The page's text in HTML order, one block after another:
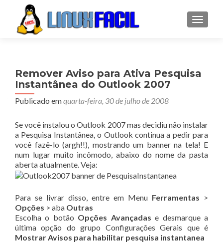
Remover Aviso para Ativa Pesquisa
Instantânea do Outlook 2007
Publicado emquarta-feira, 30 de julho de 2008
Se você instalou o Outlook 2007 mas decidiu não instalar
a Pesquisa Instantânea, o Outlook continua a pedir para
você fazê-lo (argh!!), mostrando um banner na tela! E
num lugar muito incômodo, abaixo do nome da pasta
aberta atualmente. Veja:
Para se livrar disso, entre em Menu Ferramentas >
Opções > aba Outras
Escolha o botão Opções Avançadas e desmarque a
última opção do grupo Configurações Gerais que é
Mostrar Avisos para habilitar pesquisa instantanea